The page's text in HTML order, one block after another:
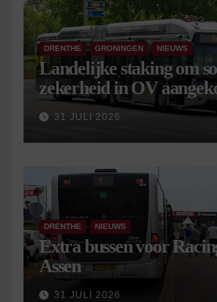
DRENTHE GRONINGEN NIEUWS
Landelijke staking om
zekerheid in OV
september
31 JULI 2026
DRENTHE NIEUWS
Extra bussen voor
Assen
31 JULI 2026